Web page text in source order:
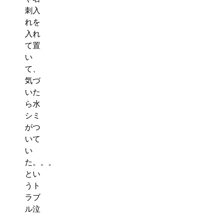
ロ
コ
ダ
イ
ル
時
計
バ
ド
powered
by
garage
I
無
二
ガ
ー
ジ
革
財
布
コ
ー
財
布
ク
ロ
刺入
れを
入れ
て置
い
て、
気づ
いた
ら水
シミ
がつ
いて
い
た。。。
とい
うト
ラブ
ル泣